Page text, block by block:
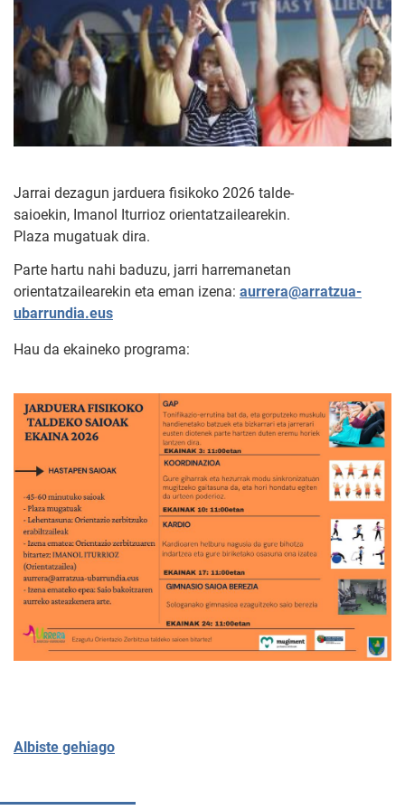
Jarrai dezagun jarduera fisikoko 2026 talde-
saioekin, Imanol Iturrioz orientatzailearekin.
Plaza mugatuak dira.
Parte hartu nahi baduzu, jarri harremanetan
orientatzailearekin eta eman izena: aurrera@arratzua-
ubarrundia.eus
Hau da ekaineko programa:
Albiste gehiago